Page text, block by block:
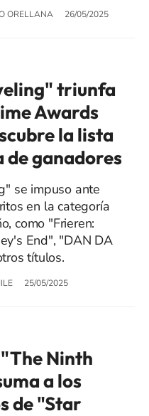
ORELLANA 26/05/2025
triunfa
Awards
la lista
de ganadores
se impuso ante
en la categoría
como "Frieren:
End", "DAN DA
títulos.
25/05/2025
Ninth
a los
de "Star